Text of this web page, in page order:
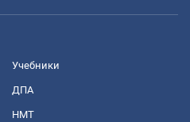
Учебники
ДПА
НМТ